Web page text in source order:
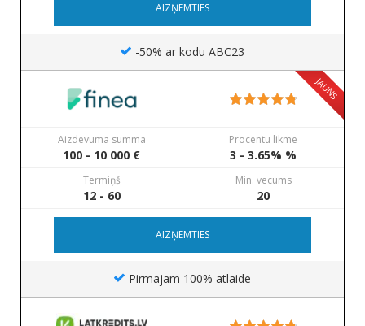
AIZŅEMTIES
-50% ar kodu ABC23
JAUNS
Aizdevuma summa
100 - 10 000 €
Procentu likme
3 - 3.65% %
Termiņš
12 - 60
Min. vecums
20
AIZŅEMTIES
Pirmajam 100% atlaide